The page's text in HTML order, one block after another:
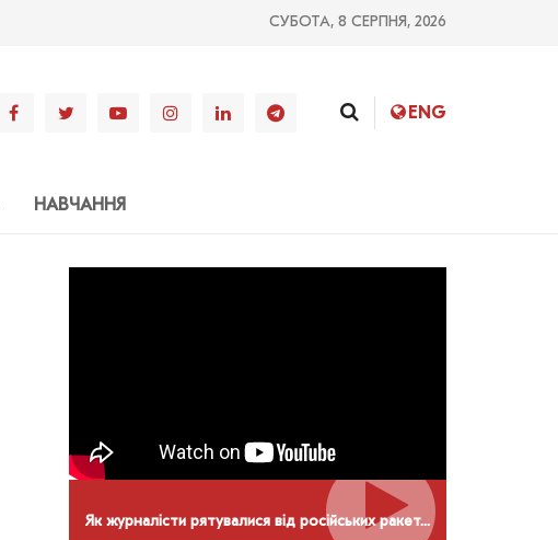
СУБОТА, 8 СЕРПНЯ, 2026
ENG
НАВЧАННЯ
Як журналісти рятувалися від російських ракет. Конференція НСЖУ в Дніпрі